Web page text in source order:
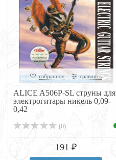
избранное сравнить
ALICE A506P-SL струны для
электрогитары никель 0,09-
0,42
(0)
191 ₽